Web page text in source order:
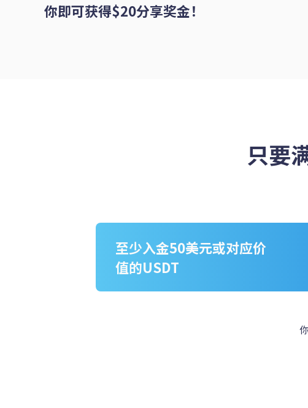
你即可获得$20分享奖金！
只要
至少入金50美元或对应价
值的USDT